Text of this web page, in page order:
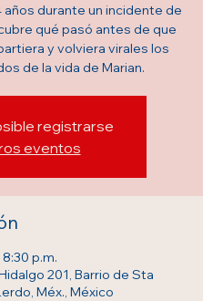
años durante un incidente de
qué pasó antes de que
y volviera virales los
de la vida de Marian.
registrarse
eventos
p.m.
201, Barrio de Sta
Méx., México